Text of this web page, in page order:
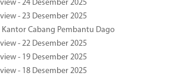
- 24 Desember 2025
- 23 Desember 2025
Kantor Cabang Pembantu Dago
- 22 Desember 2025
- 19 Desember 2025
- 18 Desember 2025